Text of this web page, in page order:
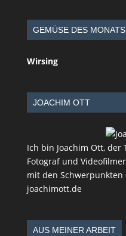
GEMÜSE DES MONATS
Wirsing
JOACHIM OTT
Ich bin Joachim Ott, der
Fotograf und
mit den Schwerpunkten
joachimott.de
AUS MEINER ARBEIT